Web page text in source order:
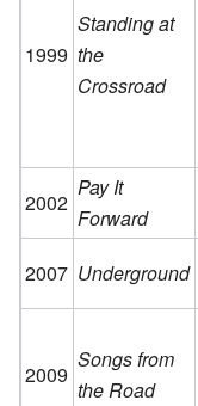
1999
Standing at
the
Crossroad
2002
Pay It
Forward
2007 Underground
2009
Songs from
the Road